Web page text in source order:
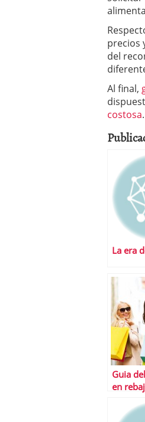
precios
del
Al final,
costosa.
La era
Guia
en